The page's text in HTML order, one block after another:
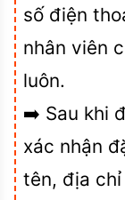
số điện
nhân viên
luôn.
➡️ Sau khi
xác nhận
tên, địa chỉ